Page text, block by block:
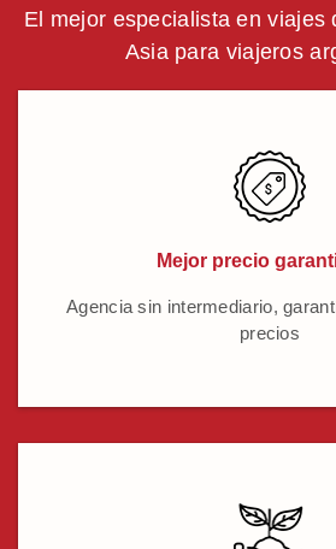
El mejor especialista en viajes
Asia para viajeros
Mejor precio
Agencia sin intermediario,
precios